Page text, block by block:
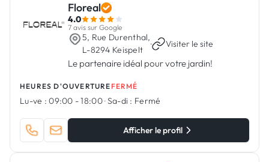
Floreal
4.0
7 avis sur Google
5, Rue Durenthal,
L-8294 Keispelt
· Visiter le site
Le partenaire idéal pour votre jardin!
HEURES D'OUVERTURE FERMÉ
Lu-ve : 09:00 - 18:00·Sa-di : Fermé
Afficher le profil